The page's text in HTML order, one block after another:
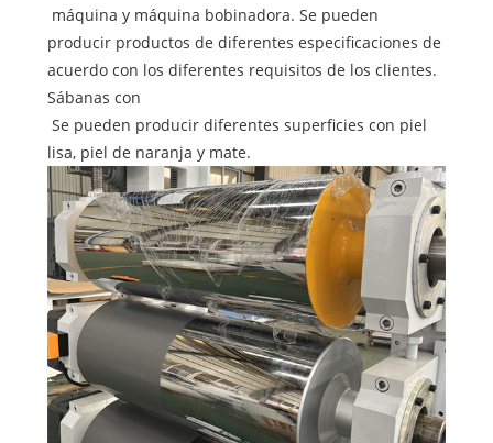
máquina y máquina bobinadora. Se pueden
producir productos de diferentes especificaciones de
acuerdo con los diferentes requisitos de los clientes.
Sábanas con
Se pueden producir diferentes superficies con piel
lisa, piel de naranja y mate.